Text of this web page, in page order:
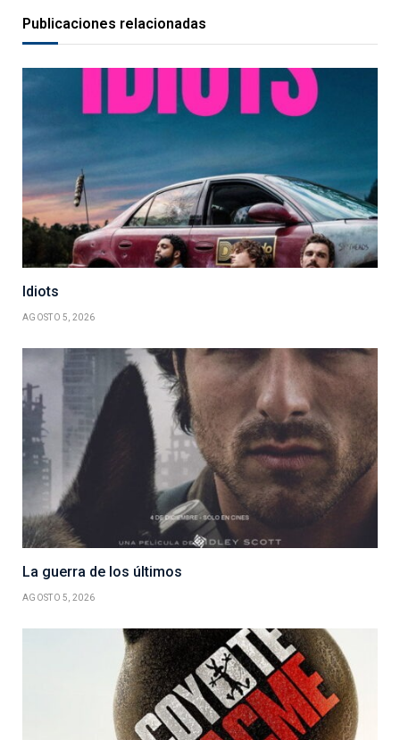
Publicaciones relacionadas
Idiots
AGOSTO 5, 2026
La guerra de los últimos
AGOSTO 5, 2026